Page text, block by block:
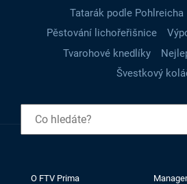
Tatarák podle Pohlreicha
Pěstování lichořeřišnice
Tvarohové knedlíky
Švestkový
O FTV Prima